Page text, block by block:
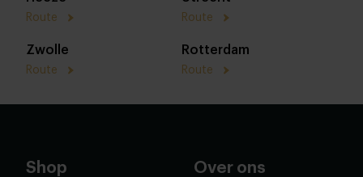
Route Route
Zwolle
Route
Rotterdam
Route
Shop Over ons